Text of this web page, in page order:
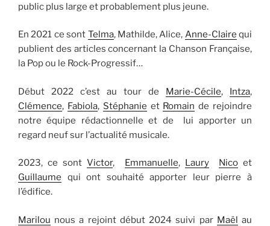
public plus large et probablement plus jeune.
En 2021 ce sont Telma, Mathilde, Alice, Anne-Claire qui
publient des articles concernant la Chanson Française,
la Pop ou le Rock-Progressif…
Début 2022 c’est au tour de Marie-Cécile, Intza,
Clémence, Fabiola, Stéphanie et Romain de rejoindre
notre équipe rédactionnelle et de lui apporter un
regard neuf sur l’actualité musicale.
2023, ce sontVictor, Emmanuelle, Laury Nicoet
Guillaume qui ont souhaité apporter leur pierre à
l’édifice.
Marilou nous a rejoint début 2024 suivi par Maël au